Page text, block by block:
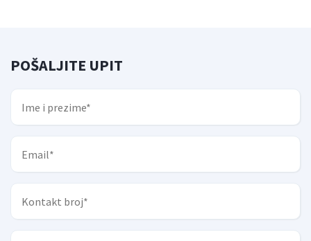
POŠALJITE UPIT